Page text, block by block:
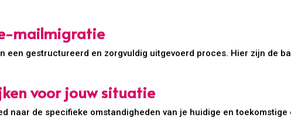
mailmigratie
een gestructureerd en zorgvuldig uitgevoerd proces. Hier zijn de
voor jouw situatie
naar de specifieke omstandigheden van je huidige en